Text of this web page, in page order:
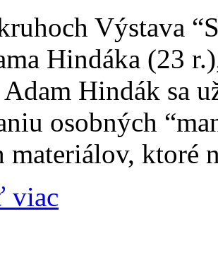
Výstava
Hindáka (23
Hindák sa
osobných
materiálov, ktoré
viac